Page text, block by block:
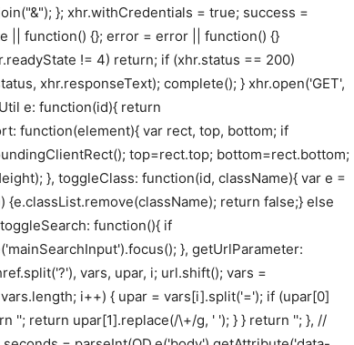
}; xhr.withCredentials = true; success =
|| function() {}; error = error || function() {}
!= 4) return; if (xhr.status == 200)
xhr.responseText); complete(); } xhr.open('GET',
e: function(id){ return
function(element){ var rect, top, bottom; if
top=rect.top; bottom=rect.bottom;
}, toggleClass: function(id, className){ var e =
{e.classList.remove(className); return false;} else
function(){ if
}, getUrlParameter:
vars, upar, i; url.shift(); vars =
i++) { upar = vars[i].split('='); if (upar[0]
''; return upar[1].replace(/\+/g, ' '); } } return ''; }, //